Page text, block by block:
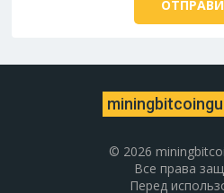
© 2026
Все права
Перед